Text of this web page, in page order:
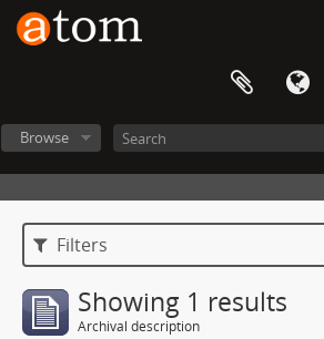
Browse
Filters
Showing 1 results
Archival description